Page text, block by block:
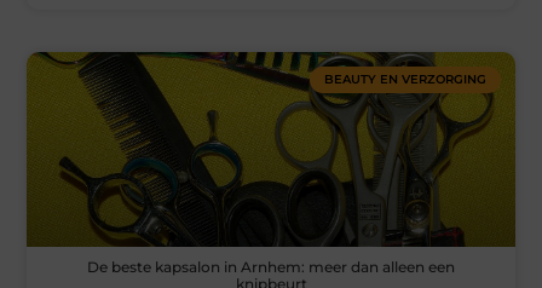
BEAUTY EN VERZORGING
De beste kapsalon in Arnhem: meer dan alleen een
knipbeurt